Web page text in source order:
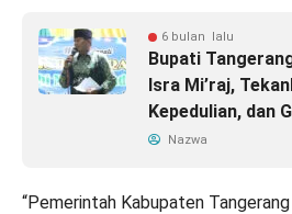
6 bulan lalu
Bupati
Isra Mi’raj,
Kepedulian, dan
Nazwa
“Pemerintah Kabupaten